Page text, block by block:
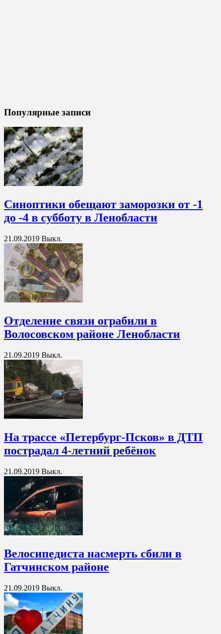
Популярные записи
Синоптики обещают заморозки от -1
до -4 в субботу в Ленобласти
21.09.2019 Выкл.
Отделение связи ограбили в
Волосовском районе Ленобласти
21.09.2019 Выкл.
На трассе «Петербург-Псков» в ДТП
пострадал 4-летний ребёнок
21.09.2019 Выкл.
Велосипедиста насмерть сбили в
Гатчинском районе
21.09.2019 Выкл.